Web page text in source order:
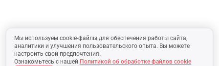
Мы используем cookie-файлы для обеспечения работы сайта,
аналитики и улучшения пользовательского опыта. Вы можете
настроить свои предпочтения.
Ознакомьтесь с нашей Политикой об обработке файлов cookie